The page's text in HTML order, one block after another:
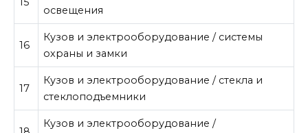
освещения
16
Кузов и электрооборудование / системы
охраны и замки
17
Кузов и электрооборудование / стекла и
стеклоподъемники
Кузов и электрооборудование /